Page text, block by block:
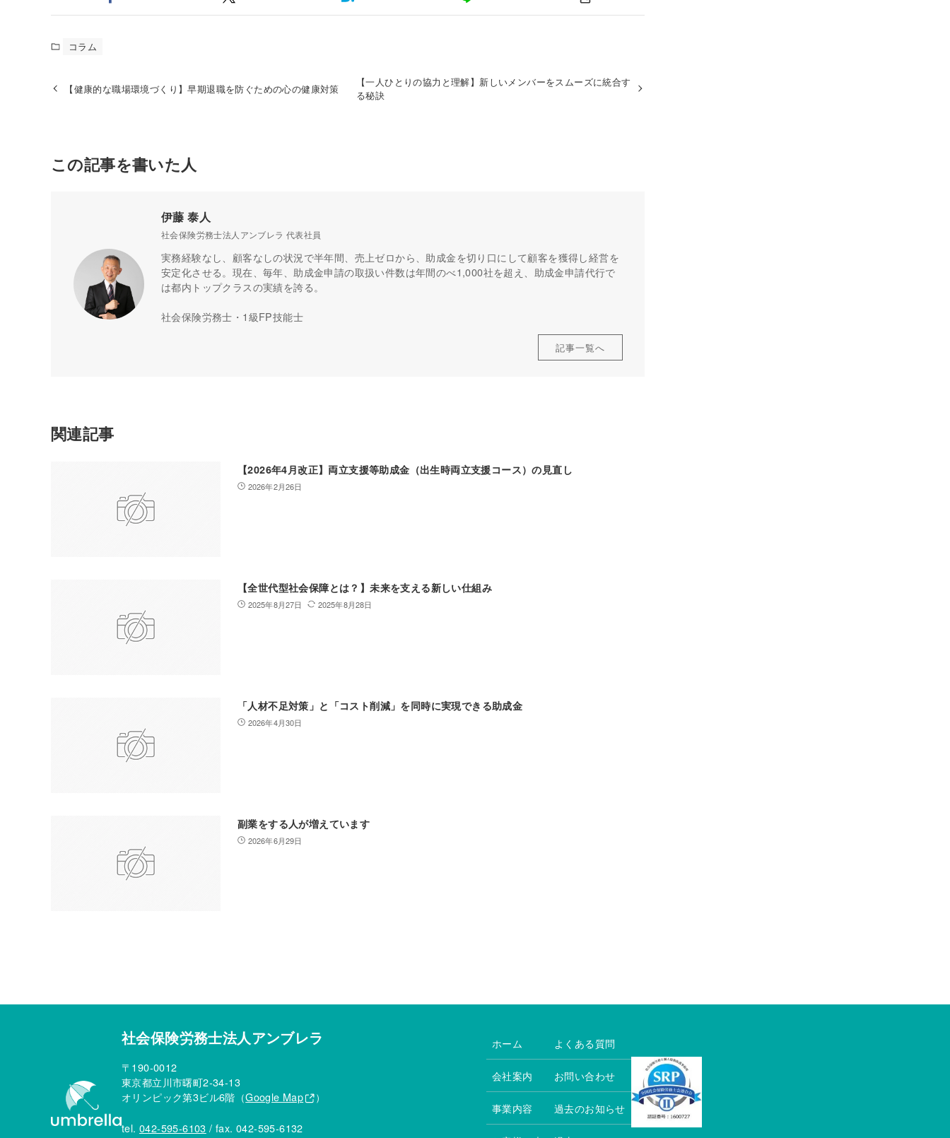
コラム
【健康的な職場環境づくり】早期退職を防ぐための心の健康対策
【一人ひとりの協力と理解】新しいメンバーをスムーズに統合す
る秘訣
この記事を書いた人
伊藤 泰人
社会保険労務士法人アンブレラ 代表社員
実務経験なし、顧客なしの状況で半年間、売上ゼロから、助成金を切り口にして顧客を獲得し経営を
安定化させる。現在、毎年、助成金申請の取扱い件数は年間のべ1,000社を超え、助成金申請代行で
は都内トップクラスの実績を誇る。
社会保険労務士・1級FP技能士
記事一覧へ
関連記事
【2026年4月改正】両立支援等助成金（出生時両立支援コース）の見直し
2026年2月26日
【全世代型社会保障とは？】未来を支える新しい仕組み
2025年8月27日 2025年8月28日
「人材不足対策」と「コスト削減」を同時に実現できる助成金
2026年4月30日
副業をする人が増えています
2026年6月29日
社会保険労務士法人アンブレラ
〒190-0012
東京都立川市曙町2-34-13
オリンピック第3ビル6階（Google Map ）
tel. 042-595-6103 / fax. 042-595-6132
ホーム
会社案内
事業内容
よくある質問
お問い合わせ
過去のお知らせ